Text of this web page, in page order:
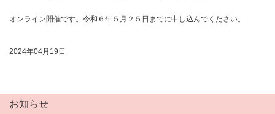
オンライン開催です。令和６年５月２５日までに申し込んでください。
2024年04月19日
お知らせ